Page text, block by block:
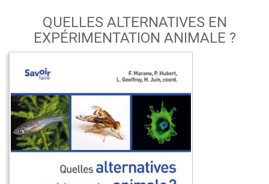
QUELLES ALTERNATIVES EN
EXPÉRIMENTATION ANIMALE ?